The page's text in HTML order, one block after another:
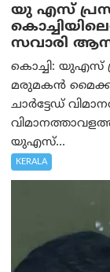
യു എസ്
സവാരി
കൊച്ചി: യുഎസ്
മരുമകൻ
ചാർട്ടേഡ്
യുഎസ്...
KERALA